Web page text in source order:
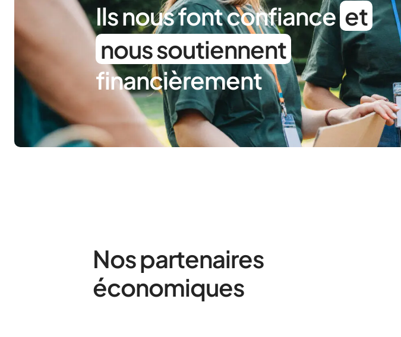
Ils nous font confianceet
nous soutiennent
financièrement
Nos partenaires
économiques